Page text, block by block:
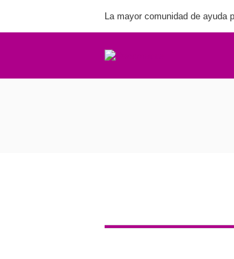
La mayor comunidad de ayuda